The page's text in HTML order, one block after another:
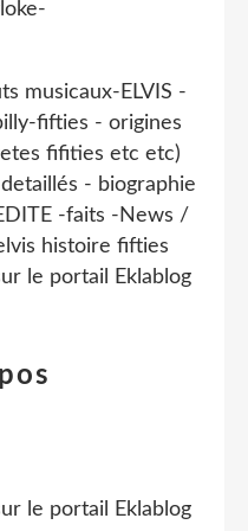
musicaux-ELVIS -
fifties - origines
fifities etc etc)
- biographie
-faits -News /
histoire fifties
le portail Eklablog
le portail Eklablog